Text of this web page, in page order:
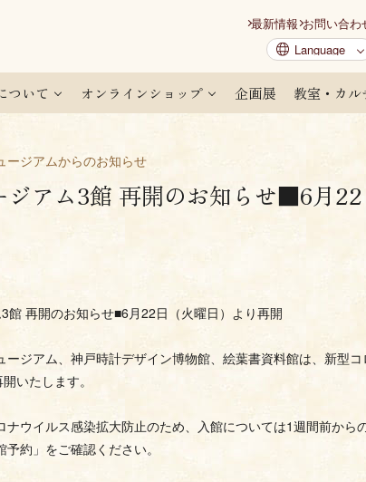
最新情報 お問い合わ
ついて オンラインショップ 企画展 教室・カル
ージアムからのお知らせ
アム3館 再開のお知らせ■6月22
館 再開のお知らせ■6月22日（火曜日）より再開
ージアム、神戸時計デザイン博物館、絵葉書資料館は、新型
いたします。
ナウイルス感染拡大防止のため、入館については1週間前から
約」をご確認ください。